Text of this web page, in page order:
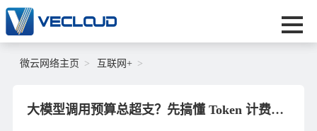
微云网络主页 互联网+
大模型调用预算总超支？先搞懂 Token 计费规则